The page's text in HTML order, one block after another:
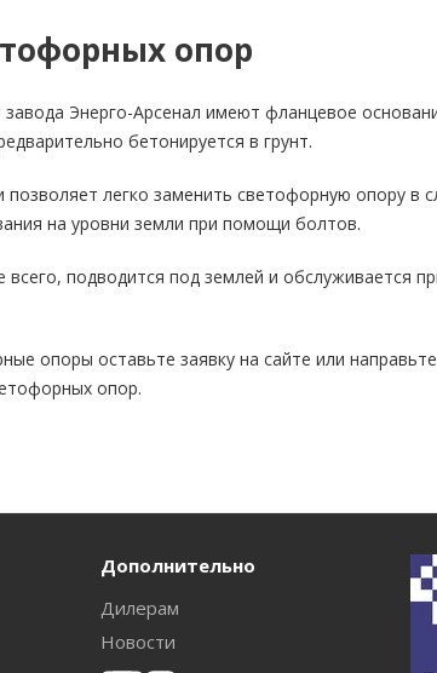
опор
Энерго-Арсенал имеют фланцевое
бетонируется в грунт.
позволяет легко заменить светофорную опору
на уровни земли при помощи болтов.
подводится под землей и обслуживается
опоры оставьте заявку на сайте или
опор.
Дополнительно
Дилерам
Новости